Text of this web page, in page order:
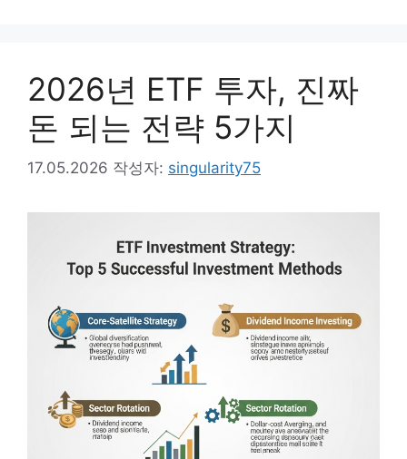
2026년 ETF 투자, 진짜
돈 되는 전략 5가지
17.05.2026 작성자: singularity75